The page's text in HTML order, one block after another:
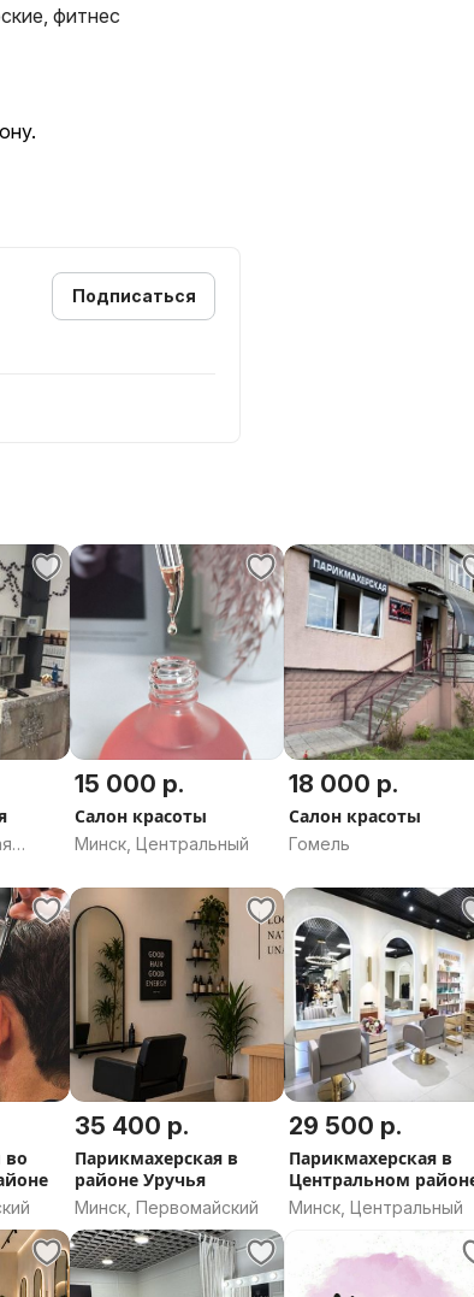
фитнес
Подписаться
15 000 р.
Салон красоты
Минск, Центральный
18 000 р.
Салон красоты
Гомель
во
35 400 р.
Парикмахерская в
районе Уручья
Минск, Первомайский
29 500 р.
Парикмахерская в
Центральном
Минска.
Минск, Центральный